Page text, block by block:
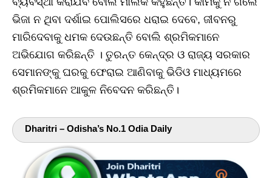
ଭିଜା ନ ଥିବା ଦର୍ଶାଇ ପୋଲିସରେ ଧରାଇ ଦେବେ, ଜୀବନରୁ
ମାରିଦେବାକୁ ଧମକ ଦେଉଛନ୍ତି ବୋଲି ଶ୍ରମିକମାନେ
ଅଭିଯୋଗ କରିଛନ୍ତି । ତୁରନ୍ତ କେନ୍ଦ୍ର ଓ ରାଜ୍ୟ ସରକାର
ସେମାନଙ୍କୁ ଘରକୁ ଫେରାଇ ଆଣିବାକୁ ଭିଡିଓ ମାଧ୍ୟମରେ
ଶ୍ରମିକମାନେ ଆକୁଳ ନିବେଦନ କରିଛନ୍ତି।
Dharitri – Odisha’s No.1 Odia Daily